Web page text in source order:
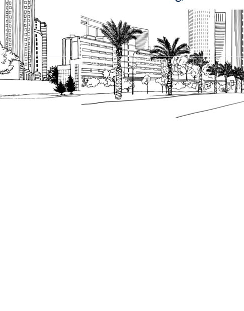
ציבור על פי נהלי עיריית תל אביב-יפו.